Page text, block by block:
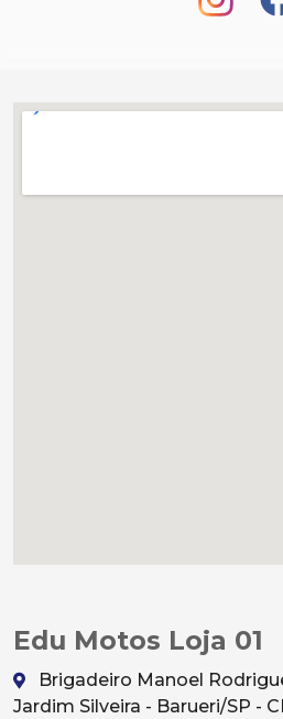
Edu Motos Loja 01
Brigadeiro Manoel
Jardim Silveira - Barueri/SP -